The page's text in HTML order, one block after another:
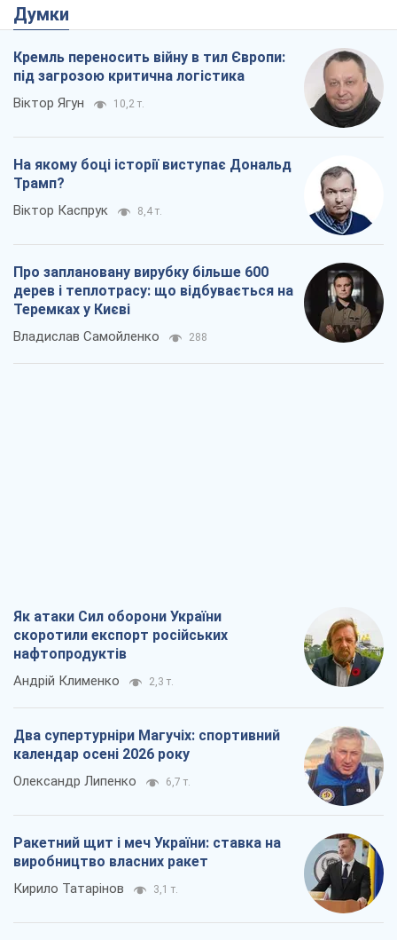
Думки
Кремль переносить війну в тил Європи:
під загрозою критична логістика
Віктор Ягун 10,2 т.
На якому боці історії виступає Дональд
Трамп?
Віктор Каспрук 8,4 т.
Про заплановану вирубку більше 600
дерев і теплотрасу: що відбувається на
Теремках у Києві
Владислав Самойленко 288
Як атаки Сил оборони України
скоротили експорт російських
нафтопродуктів
Андрій Клименко 2,3 т.
Два супертурніри Магучіх: спортивний
календар осені 2026 року
Олександр Липенко 6,7 т.
Ракетний щит і меч України: ставка на
виробництво власних ракет
Кирило Татарінов 3,1 т.